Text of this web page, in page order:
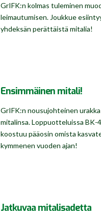
GrIFK:n kolmas tuleminen
leimautumisen. Joukkue
yhdeksän perättäistä mitalia!
Ensimmäinen mitali!
GrIFK:n nousujohteinen
mitalinsa. Loppuotteluissa BK-
koostuu pääosin omista
kymmenen vuoden ajan!
Jatkuvaa mitalisadetta